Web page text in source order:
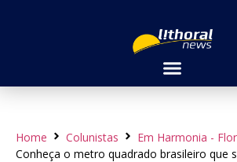
Home Colunistas
Em Harmonia -
Conheça o metro quadrado brasileiro que